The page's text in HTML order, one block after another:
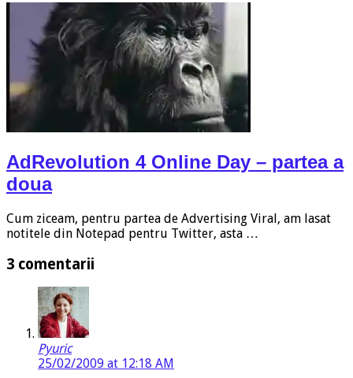
AdRevolution 4 Online Day – partea a
doua
Cum ziceam, pentru partea de Advertising Viral, am lasat
notitele din Notepad pentru Twitter, asta …
3 comentarii
Pyuric
25/02/2009 at 12:18 AM